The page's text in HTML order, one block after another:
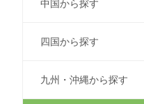
中国から探す
四国から探す
九州・沖縄から探す